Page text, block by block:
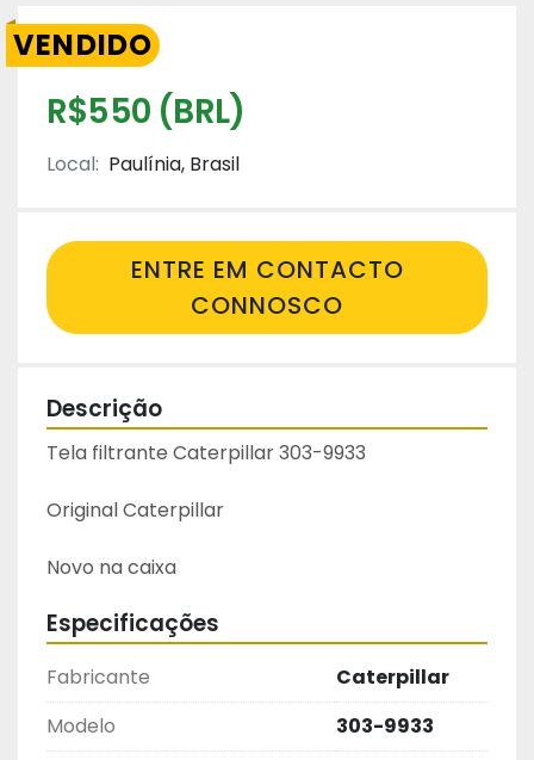
VENDIDO
R$550 (BRL)
Local: Paulínia, Brasil
ENTRE EM CONTACTO
CONNOSCO
Descrição
Tela filtrante Caterpillar 303-9933
Original Caterpillar
Novo na caixa
Especificações
Fabricante
Caterpillar
Modelo
303-9933